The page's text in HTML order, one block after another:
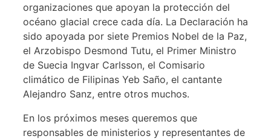
organizaciones que apoyan la protección del
océano glacial crece cada día. La Declaración ha
sido apoyada por siete Premios Nobel de la Paz,
el Arzobispo Desmond Tutu, el Primer Ministro
de Suecia Ingvar Carlsson, el Comisario
climático de Filipinas Yeb Saño, el cantante
Alejandro Sanz, entre otros muchos.
En los próximos meses queremos que
responsables de ministerios y representantes de